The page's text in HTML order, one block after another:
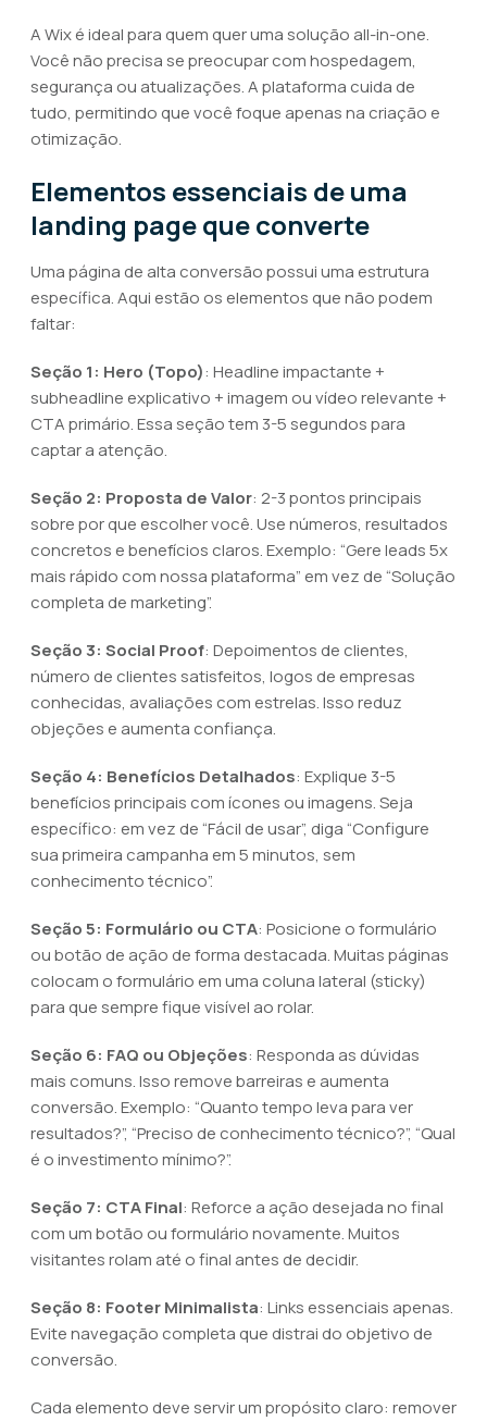
A Wix é ideal para quem quer uma solução all-in-one.
Você não precisa se preocupar com hospedagem,
segurança ou atualizações. A plataforma cuida de
tudo, permitindo que você foque apenas na criação e
otimização.
Elementos essenciais de uma
landing page que converte
Uma página de alta conversão possui uma estrutura
específica. Aqui estão os elementos que não podem
faltar:
Seção 1: Hero (Topo): Headline impactante +
subheadline explicativo + imagem ou vídeo relevante +
CTA primário. Essa seção tem 3-5 segundos para
captar a atenção.
Seção 2: Proposta de Valor: 2-3 pontos principais
sobre por que escolher você. Use números, resultados
concretos e benefícios claros. Exemplo: “Gere leads 5x
mais rápido com nossa plataforma” em vez de “Solução
completa de marketing”.
Seção 3: Social Proof: Depoimentos de clientes,
número de clientes satisfeitos, logos de empresas
conhecidas, avaliações com estrelas. Isso reduz
objeções e aumenta confiança.
Seção 4: Benefícios Detalhados: Explique 3-5
benefícios principais com ícones ou imagens. Seja
específico: em vez de “Fácil de usar”, diga “Configure
sua primeira campanha em 5 minutos, sem
conhecimento técnico”.
Seção 5: Formulário ou CTA: Posicione o formulário
ou botão de ação de forma destacada. Muitas páginas
colocam o formulário em uma coluna lateral (sticky)
para que sempre fique visível ao rolar.
Seção 6: FAQ ou Objeções: Responda as dúvidas
mais comuns. Isso remove barreiras e aumenta
conversão. Exemplo: “Quanto tempo leva para ver
resultados?”, “Preciso de conhecimento técnico?”, “Qual
é o investimento mínimo?”.
Seção 7: CTA Final: Reforce a ação desejada no final
com um botão ou formulário novamente. Muitos
visitantes rolam até o final antes de decidir.
Seção 8: Footer Minimalista: Links essenciais apenas.
Evite navegação completa que distrai do objetivo de
conversão.
Cada elemento deve servir um propósito claro: remover